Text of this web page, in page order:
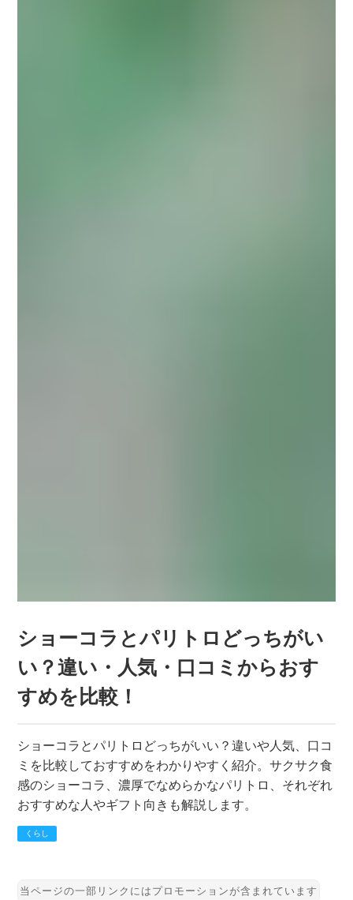
ショーコラとパリトロどっちがい
い？違い・人気・口コミからおす
すめを比較！
ショーコラとパリトロどっちがいい？違いや人気、口コ
ミを比較しておすすめをわかりやすく紹介。サクサク食
感のショーコラ、濃厚でなめらかなパリトロ、それぞれ
おすすめな人やギフト向きも解説します。
くらし